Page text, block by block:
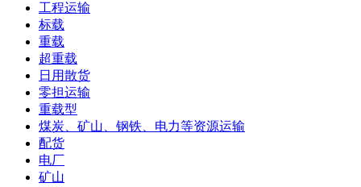
工程运输
标载
重载
超重载
日用散货
零担运输
重载型
煤炭、矿山、钢铁、电力等资源运输
配货
电厂
矿山